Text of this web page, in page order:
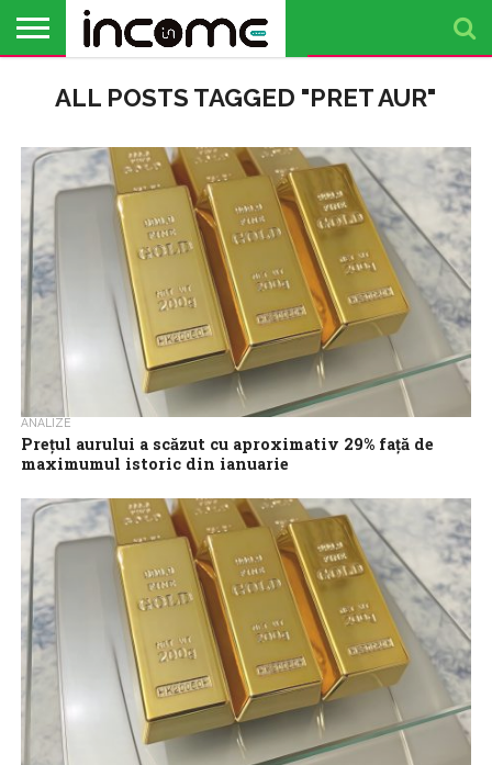
PROFIL DE
ANTREPRENOR
BUSINESS
ANALIZE
OPINII
FINANȚE
PERSONALE
TIMP
LIBER
ALL POSTS TAGGED "PRET AUR"
ANALIZE
Prețul aurului a scăzut cu aproximativ 29% față de
maximumul istoric din ianuarie
istoric atins în ianuarie, pe fondul creșterii randamentelor
obligațiunilor, aprecierii dolarului american...